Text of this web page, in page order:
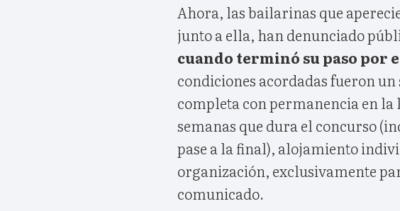
Ahora, las bailarinas que
junto a ella, han denunciado
cuando terminó su paso por
condiciones acordadas fueron
completa con permanencia en
semanas que dura el concurso
pase a la final), alojamiento
organización, exclusivamente
comunicado.